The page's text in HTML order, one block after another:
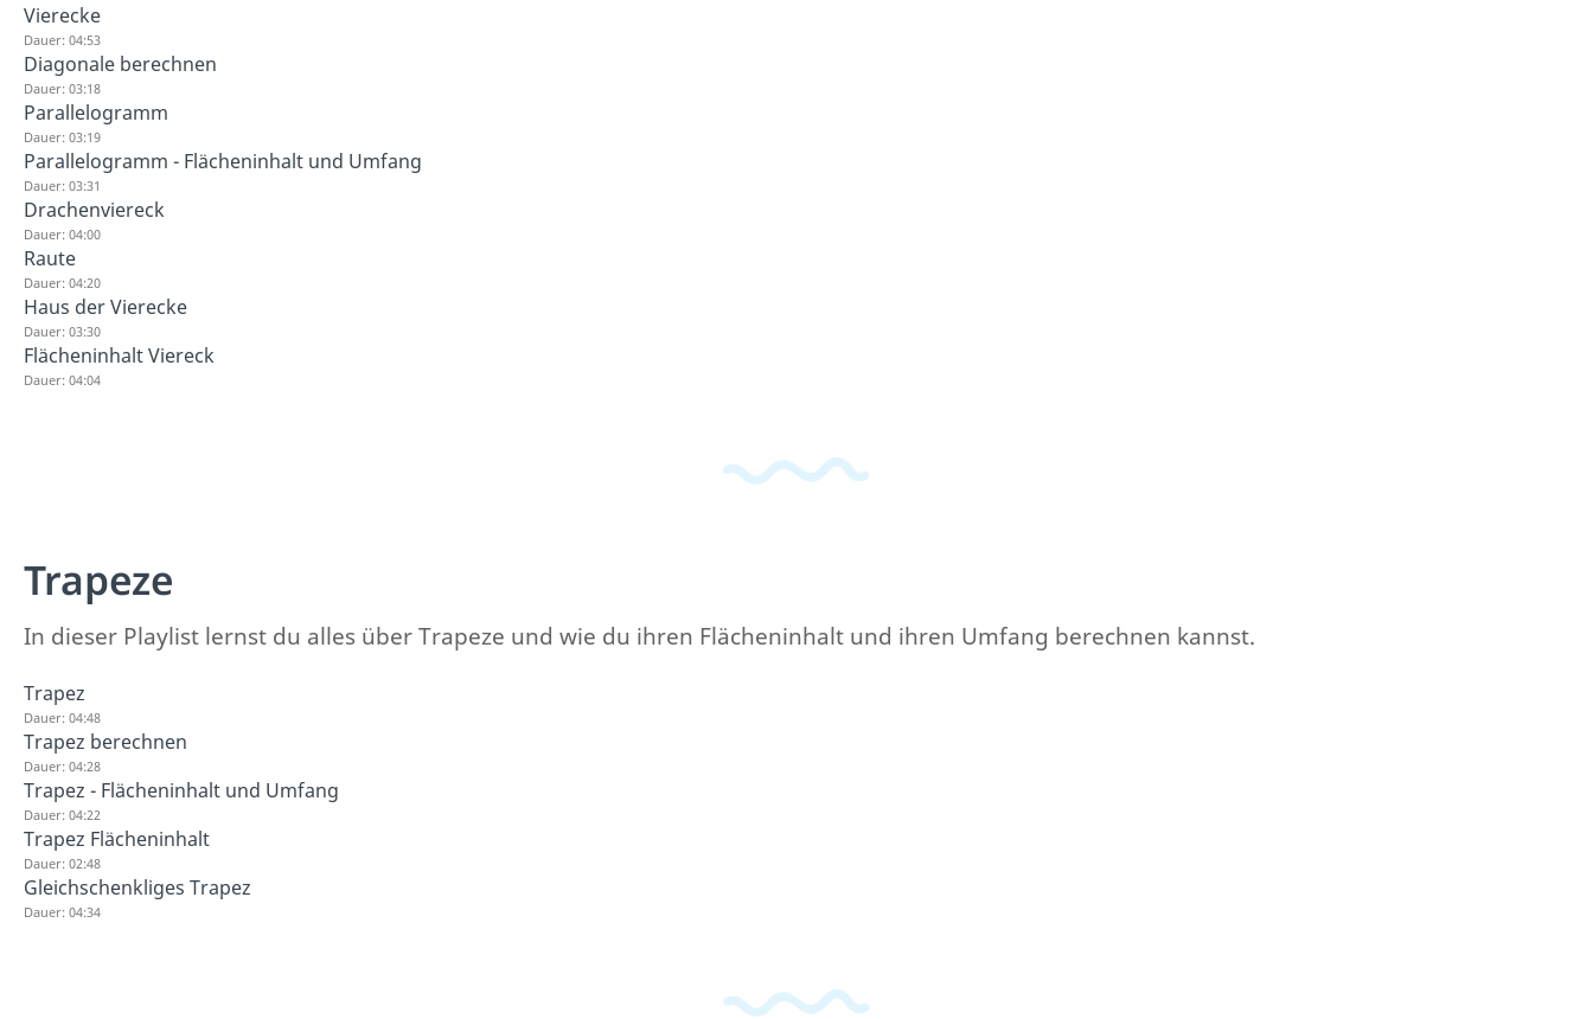
Vierecke
Dauer: 04:53
Diagonale berechnen
Dauer: 03:18
Parallelogramm
Dauer: 03:19
Parallelogramm - Flächeninhalt und Umfang
Dauer: 03:31
Drachenviereck
Dauer: 04:00
Raute
Dauer: 04:20
Haus der Vierecke
Dauer: 03:30
Flächeninhalt Viereck
Dauer: 04:04
Trapeze
In dieser Playlist lernst du alles über Trapeze und wie du ihren Flächeninhalt und ihren Umfang berechnen kannst.
Trapez
Dauer: 04:48
Trapez berechnen
Dauer: 04:28
Trapez - Flächeninhalt und Umfang
Dauer: 04:22
Trapez Flächeninhalt
Dauer: 02:48
Gleichschenkliges Trapez
Dauer: 04:34